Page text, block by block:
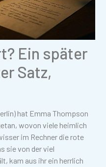
Ein später
Satz,
hat Emma Thompson
wovon viele heimlich
im Rechner die rote
sie von der viel
kam aus ihr ein herrlich